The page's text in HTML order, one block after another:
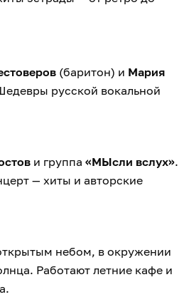
(баритон) и Мария
русской вокальной
и группа «МЫсли вслух».
— хиты и авторские
небом, в окружении
Работают летние кафе и